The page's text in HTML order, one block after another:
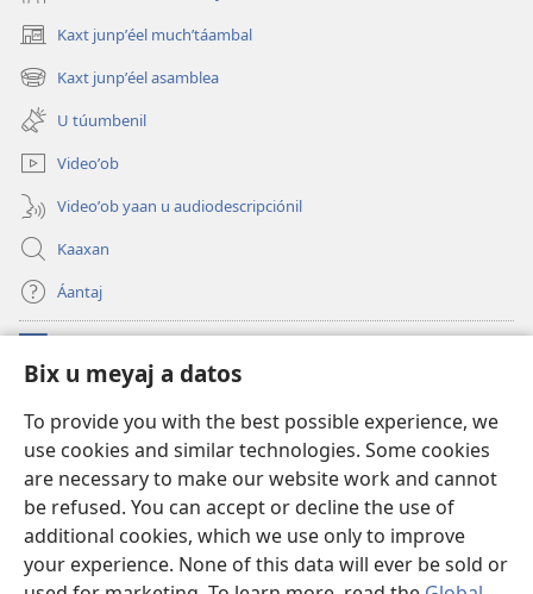
Bix u meyaj a datos
To provide you with the best possible experience, we
use cookies and similar technologies. Some cookies
are necessary to make our website work and cannot
be refused. You can accept or decline the use of
additional cookies, which we use only to improve
your experience. None of this data will ever be sold or
Kaxt junpʼéel muchʼtáambal
(opens
new
window)
Kaxt junpʼéel asamblea
(opens
new
window)
U túumbenil
Videoʼob
Videoʼob yaan u audiodescripciónil
Kaaxan
Áantaj
(opens
new
Biblioteca ich Internet tiʼ le Watchtoweroʼ™
(opens
new
window)JW Hub
(opens
new
window)Aplicación JW Library ®